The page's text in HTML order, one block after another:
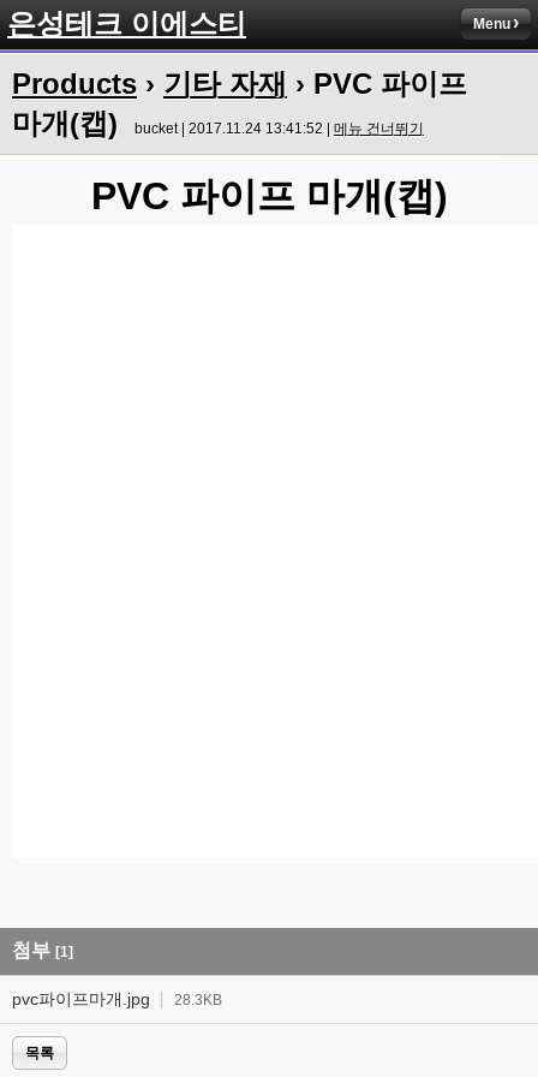
은성테크 이에스티 Menu
Products › 기타 자재 › PVC 파이프
마개(캡)
bucket | 2017.11.24 13:41:52 | 메뉴 건너뛰기
PVC 파이프 마개(캡)
첨부 [1]
pvc파이프마개.jpg 28.3KB
목록